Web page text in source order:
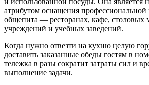
атрибутом оснащения профессиональной
общепита — ресторанах, кафе, столовых
учреждений и учебных заведений.
Когда нужно отвезти на кухню целую
доставить заказанные обеды гостям в
тележка в разы сократит затраты сил и
выполнение задачи.